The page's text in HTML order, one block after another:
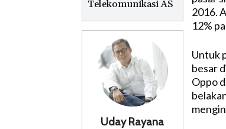
Telekomunikasi AS
Uday Rayana
2016.
12%
Untuk
besar
Oppo